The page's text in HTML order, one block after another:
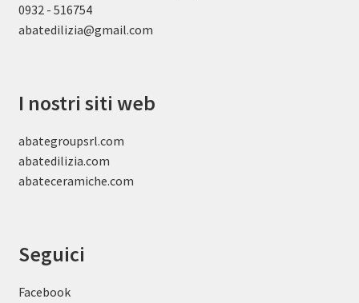
0932 - 516754
abatedilizia@gmail.com
I nostri siti web
abategroupsrl.com
abatedilizia.com
abateceramiche.com
Seguici
Facebook